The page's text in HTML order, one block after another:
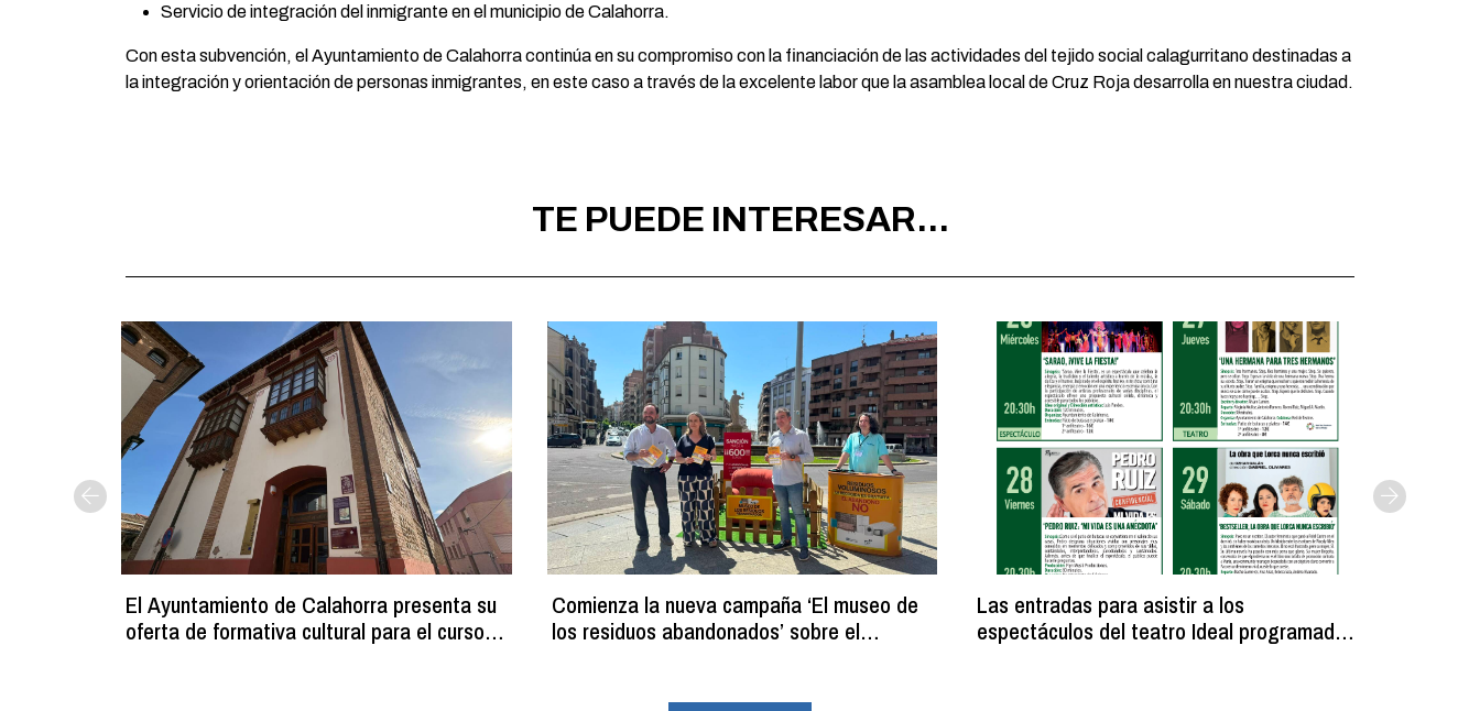
Servicio de integración del inmigrante en el municipio de Calahorra.
Con esta subvención, el Ayuntamiento de Calahorra continúa en su compromiso con la financiación de las actividades del tejido social calagurritano destinadas a
la integración y orientación de personas inmigrantes, en este caso a través de la excelente labor que la asamblea local de Cruz Roja desarrolla en nuestra ciudad.
TE PUEDE INTERESAR...
El Ayuntamiento de Calahorra presenta su
oferta de formativa cultural para el curso
Comienza la nueva campaña ‘El museo de
los residuos abandonados’ sobre el
Las entradas para asistir a los
espectáculos del teatro Ideal programados